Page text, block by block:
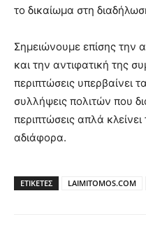
το δικαίωμα στη
Σημειώνουμε επίσης την
και την αντιφατική της
περιπτώσεις υπερβαίνει
συλλήψεις πολιτών που
περιπτώσεις απλά
αδιάφορα.
ΕΤΙΚΕΤΕΣ LAIMITOMOS.COM